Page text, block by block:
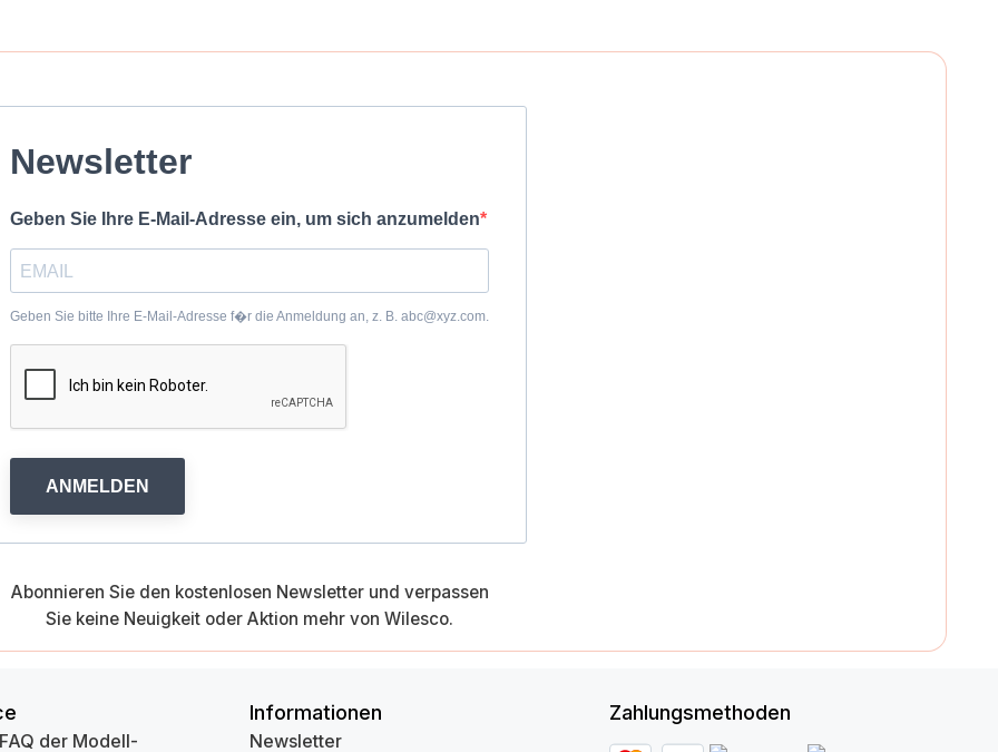
Newsletter
Geben Sie Ihre E-Mail-Adresse ein, um sich anzumelden
Geben Sie bitte Ihre E-Mail-Adresse f�r die Anmeldung an, z. B. abc@xyz.com.
ANMELDEN
Abonnieren Sie den kostenlosen Newsletter und verpassen
Sie keine Neuigkeit oder Aktion mehr von Wilesco.
der Modell-
Informationen
Newsletter
Zahlungsmethoden